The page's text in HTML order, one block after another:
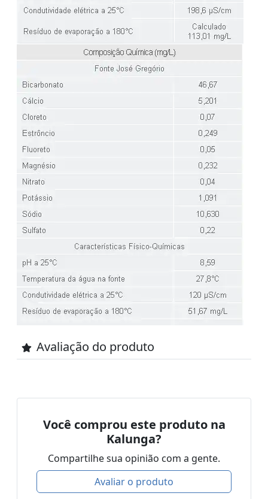
Avaliação do produto
Você comprou este produto na
Kalunga?
Compartilhe sua opinião com a gente.
Avaliar o produto